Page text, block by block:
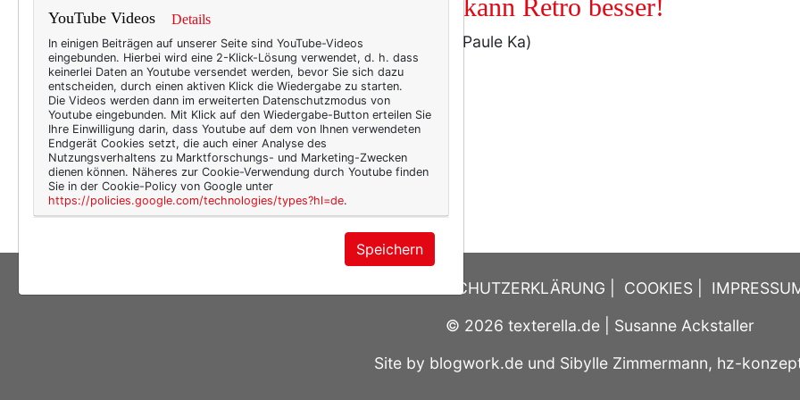
Niemand kann Retro besser!
(Foto/Kaufen: Paule Ka)
DATENSCHUTZERKLÄRUNG COOKIES
© 2026 texterella.de | Susanne Ackstaller
Site by blogwork.de und Sibylle Zimmermann, hz-
YouTube Videos Details
In einigen Beiträgen auf unserer Seite sind YouTube-Videos
eingebunden. Hierbei wird eine 2-Klick-Lösung verwendet, d. h. dass
keinerlei Daten an Youtube versendet werden, bevor Sie sich dazu
entscheiden, durch einen aktiven Klick die Wiedergabe zu starten.
Die Videos werden dann im erweiterten Datenschutzmodus von
Youtube eingebunden. Mit Klick auf den Wiedergabe-Button erteilen Sie
Ihre Einwilligung darin, dass Youtube auf dem von Ihnen verwendeten
Endgerät Cookies setzt, die auch einer Analyse des
Nutzungsverhaltens zu Marktforschungs- und Marketing-Zwecken
dienen können. Näheres zur Cookie-Verwendung durch Youtube finden
Sie in der Cookie-Policy von Google unter
https://policies.google.com/technologies/types?hl=de.
Speichern